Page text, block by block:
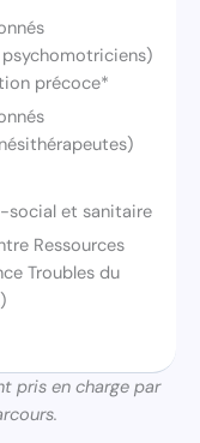
précoce*
social et sanitaire
Ressources
Troubles du
pris en charge par